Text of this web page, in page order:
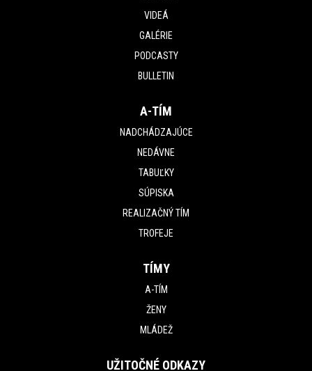
VIDEÁ
GALÉRIE
PODCASTY
BULLETIN
A-TÍM
NADCHÁDZAJÚCE
NEDÁVNE
TABUĽKY
SÚPISKA
REALIZAČNÝ TÍM
TROFEJE
TÍMY
A-TÍM
ŽENY
MLÁDEŽ
UŽITOČNÉ ODKAZY